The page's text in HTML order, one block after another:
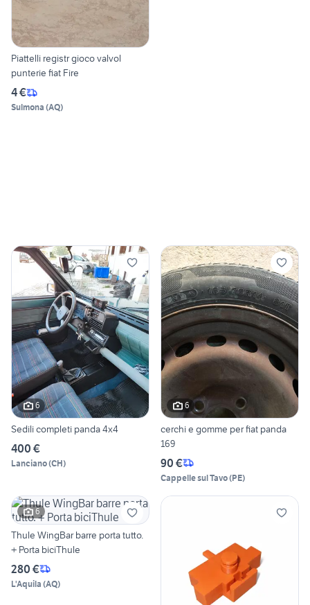
Piattelli registr gioco valvol
punterie fiat Fire
4 €
Sulmona (AQ)
6
Sedili completi panda 4x4
400 €
Lanciano(CH)
6
cerchi e gomme per fiat panda
169
90 €
Cappelle sul Tavo(PE)
6
Thule WingBar barre porta tutto.
+ Porta biciThule
280 €
L'Aquila (AQ)